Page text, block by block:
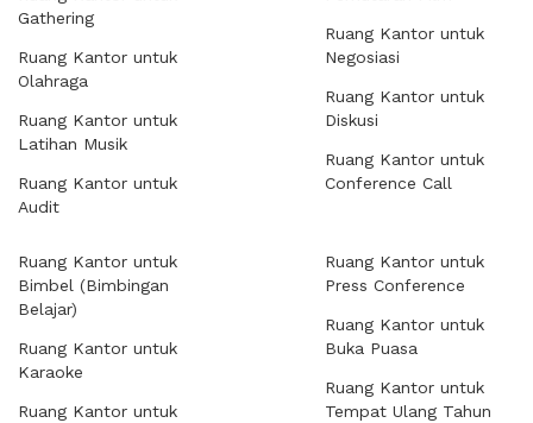
Gathering
Ruang Kantor untuk
Olahraga
Ruang Kantor untuk
Latihan Musik
Ruang Kantor untuk
Audit
Ruang Kantor untuk
Negosiasi
Ruang Kantor untuk
Diskusi
Ruang Kantor untuk
Conference Call
Ruang Kantor untuk
Bimbel (Bimbingan
Belajar)
Ruang Kantor untuk
Karaoke
Ruang Kantor untuk
Ruang Kantor untuk
Press Conference
Ruang Kantor untuk
Buka Puasa
Ruang Kantor untuk
Tempat Ulang Tahun